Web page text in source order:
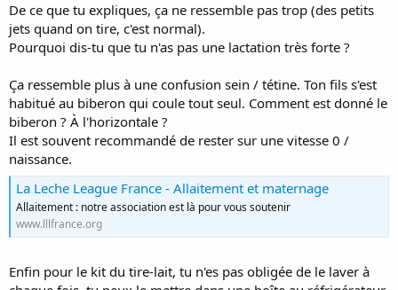
De ce que tu expliques, ça ne ressemble pas trop (des petits
jets quand on tire, c'est normal).
Pourquoi dis-tu que tu n'as pas une lactation très forte ?
Ça ressemble plus à une confusion sein / tétine. Ton fils s'est
habitué au biberon qui coule tout seul. Comment est donné le
biberon ? À l'horizontale ?
Il est souvent recommandé de rester sur une vitesse 0 /
naissance.
La Leche League France - Allaitement et maternage
Allaitement : notre association est là pour vous soutenir
www.lllfrance.org
Enfin pour le kit du tire-lait, tu n'es pas obligée de le laver à